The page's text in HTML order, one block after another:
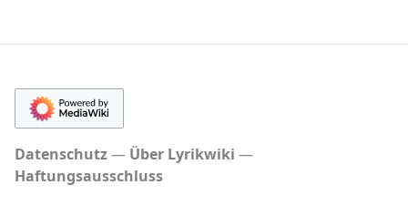
o
e
2
0
2
Datenschutz
Über Lyrikwiki
Haftungsausschluss